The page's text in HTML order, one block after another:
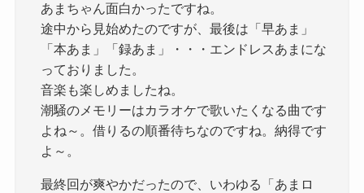
あまちゃん面白かったですね。
途中から見始めたのですが、最後は「早あま」
「本あま」「録あま」・・・エンドレスあまにな
っておりました。
音楽も楽しめましたね。
潮騒のメモリーはカラオケで歌いたくなる曲です
よね～。借りるの順番待ちなのですね。納得です
よ～。
最終回が爽やかだったので、いわゆる「あまロ